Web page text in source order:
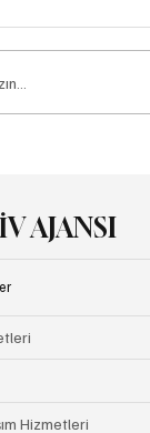
AJANSI
Hizmetleri